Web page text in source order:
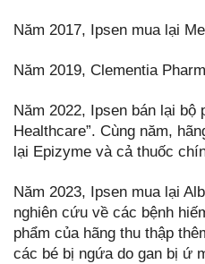
Năm 2017, Ipsen mua lại
Năm 2019, Clementia
Năm 2022, Ipsen bán lại bộ
Healthcare”. Cùng năm,
lại Epizyme và cả thuốc
Năm 2023, Ipsen mua lại
nghiên cứu về các bệnh
phẩm của hãng thu thập
các bé bị ngứa do gan bị ứ